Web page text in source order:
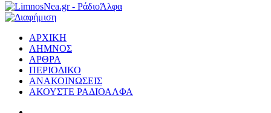
ΑΡΧΙΚΗ
ΛΗΜΝΟΣ
ΑΡΘΡΑ
ΠΕΡΙΟΔΙΚΟ
ΑΝΑΚΟΙΝΩΣΕΙΣ
ΑΚΟΥΣΤΕ ΡΑΔΙΟΑΛΦΑ